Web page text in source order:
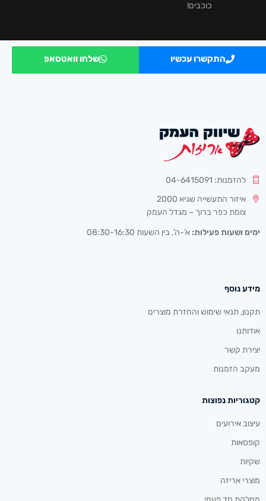
כוכבים!
התקשרו עכשיו שלחו וואטסאפ
להזמנות: 04-6415091
איזור התעשייה שגיא 2000
צומת כפר ברוך – מגדל העמק
ימים ושעות פעילות: א’-ה’, בין השעות 08:30-16:30
מידע נוסף
תקנון, תנאי שימוש והחזרת מוצרים
אודותנו
יצירת קשר
מעקב הזמנות
קטגוריות נפוצות
עיצוב אירועים
קופסאות
שקיות
מוצרי אריזה